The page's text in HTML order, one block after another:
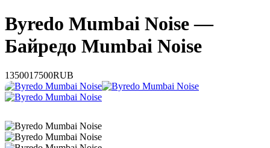
Byredo Mumbai Noise —
Байредо Mumbai Noise
1350017500RUB